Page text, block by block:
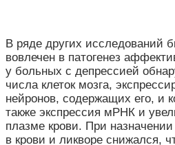
В ряде других исследований
вовлечен в патогенез
у больных с депрессией
числа клеток мозга,
нейронов, содержащих его, и
также экспрессия мРНК и
плазме крови. При
в крови и ликворе снижался,